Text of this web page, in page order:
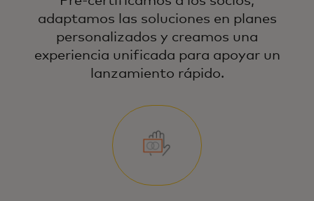
adaptamos las soluciones en planes
personalizados y creamos una
experiencia unificada para apoyar un
lanzamiento rápido.